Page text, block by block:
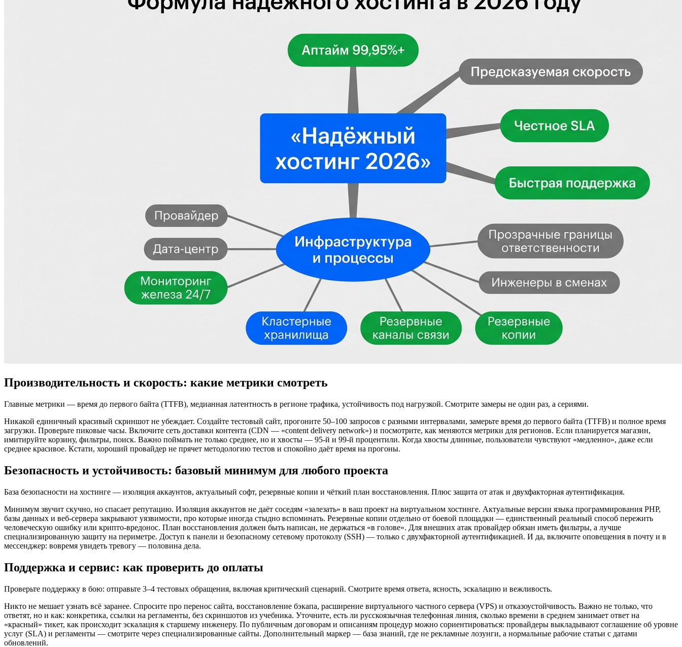
Производительность и скорость: какие метрики смотреть
Главные метрики — время до первого байта (TTFB), медианная латентность в регионе трафика, устойчивость под нагрузкой. Смотрите замеры не один раз, а сериями.
Никакой единичный красивый скриншот не убеждает. Создайте тестовый сайт, прогоните 50–100 запросов с разными интервалами, замерьте время до первого байта (TTFB) и полное время
загрузки. Проверьте пиковые часы. Включите сеть доставки контента (CDN — «content delivery network») и посмотрите, как меняются метрики для регионов. Если планируется магазин,
имитируйте корзину, фильтры, поиск. Важно поймать не только среднее, но и хвосты — 95‑й и 99‑й процентили. Когда хвосты длинные, пользователи чувствуют «медленно», даже если
среднее красивое. Кстати, хороший провайдер не прячет методологию тестов и спокойно даёт время на прогоны.
Безопасность и устойчивость: базовый минимум для любого проекта
База безопасности на хостинге — изоляция аккаунтов, актуальный софт, резервные копии и чёткий план восстановления. Плюс защита от атак и двухфакторная аутентификация.
Минимум звучит скучно, но спасает репутацию. Изоляция аккаунтов не даёт соседям «залезать» в ваш проект на виртуальном хостинге. Актуальные версии языка программирования PHP,
базы данных и веб‑сервера закрывают уязвимости, про которые иногда стыдно вспоминать. Резервные копии отдельно от боевой площадки — единственный реальный способ пережить
человеческую ошибку или крипто‑вредонос. План восстановления должен быть написан, не держаться «в голове». Для внешних атак провайдер обязан иметь фильтры, а лучше
специализированную защиту на периметре. Доступ к панели и безопасному сетевому протоколу (SSH) — только с двухфакторной аутентификацией. И да, включите оповещения в почту и в
мессенджер: вовремя увидеть тревогу — половина дела.
Поддержка и сервис: как проверить до оплаты
Проверьте поддержку в бою: отправьте 3–4 тестовых обращения, включая критический сценарий. Смотрите время ответа, ясность, эскалацию и вежливость.
Никто не мешает узнать всё заранее. Спросите про перенос сайта, восстановление бэкапа, расширение виртуального частного сервера (VPS) и отказоустойчивость. Важно не только, что
ответят, но и как: конкретика, ссылки на регламенты, без скриншотов из учебника. Уточните, есть ли русскоязычная телефонная линия, сколько времени в среднем занимает ответ на
«красный» тикет, как происходит эскалация к старшему инженеру. По публичным договорам и описаниям процедур можно сориентироваться: провайдеры выкладывают соглашение об уровне
услуг (SLA) и регламенты — смотрите через специализированные сайты. Дополнительный маркер — база знаний, где не рекламные лозунги, а нормальные рабочие статьи с датами
обновлений.